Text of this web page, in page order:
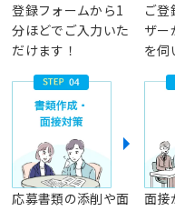
登録フォームから1
分ほどでご入力いた
だけます！
ご登
ザー
を伺
応募書類の添削や面
面接